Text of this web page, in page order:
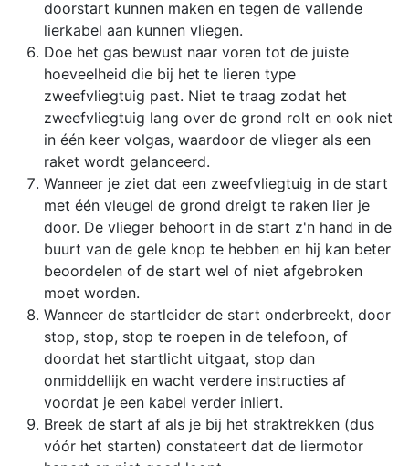
doorstart kunnen maken en tegen de vallende
lierkabel aan kunnen vliegen.
Doe het gas bewust naar voren tot de juiste
hoeveelheid die bij het te lieren type
zweefvliegtuig past. Niet te traag zodat het
zweefvliegtuig lang over de grond rolt en ook niet
in één keer volgas, waardoor de vlieger als een
raket wordt gelanceerd.
Wanneer je ziet dat een zweefvliegtuig in de start
met één vleugel de grond dreigt te raken lier je
door. De vlieger behoort in de start z'n hand in de
buurt van de gele knop te hebben en hij kan beter
beoordelen of de start wel of niet afgebroken
moet worden.
Wanneer de startleider de start onderbreekt, door
stop, stop, stop te roepen in de telefoon, of
doordat het startlicht uitgaat, stop dan
onmiddellijk en wacht verdere instructies af
voordat je een kabel verder inliert.
Breek de start af als je bij het straktrekken (dus
vóór het starten) constateert dat de liermotor